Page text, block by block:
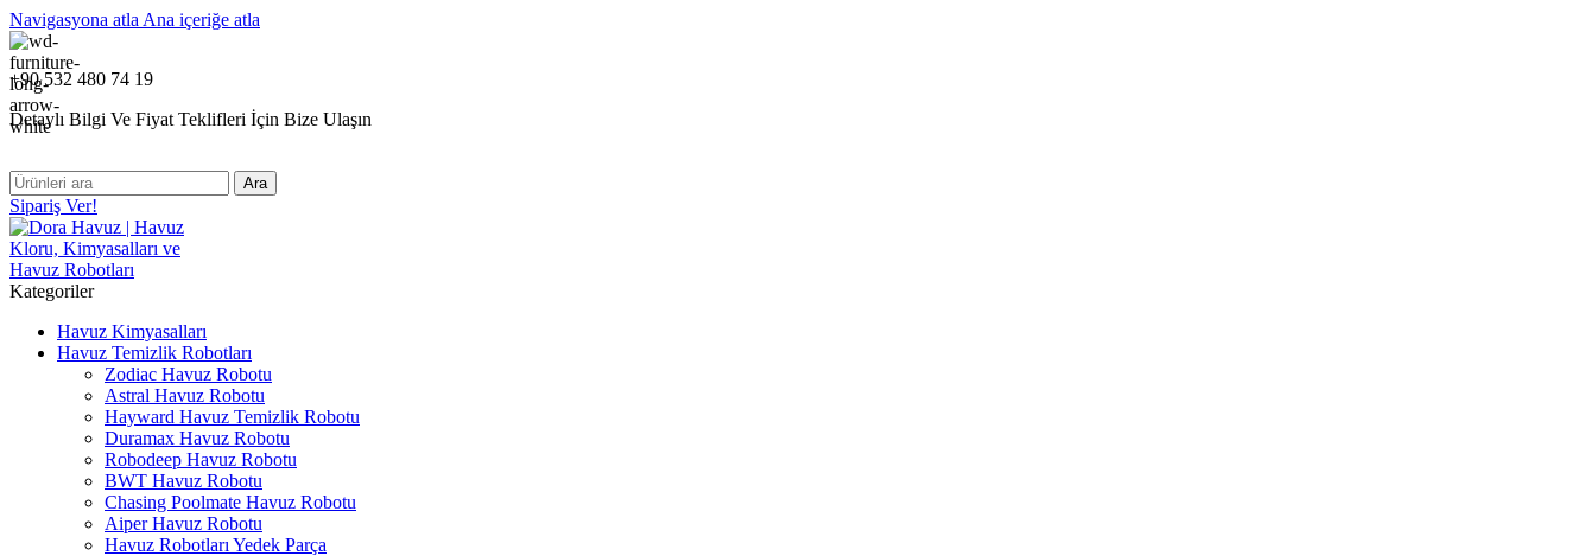
Navigasyona atla Ana içeriğe atla
+90 532 480 74 19
Detaylı Bilgi Ve Fiyat Teklifleri İçin Bize Ulaşın
Ara
Sipariş Ver!
Kategoriler
Havuz Kimyasalları
Havuz Temizlik Robotları
Zodiac Havuz Robotu
Astral Havuz Robotu
Hayward Havuz Temizlik Robotu
Duramax Havuz Robotu
Robodeep Havuz Robotu
BWT Havuz Robotu
Chasing Poolmate Havuz Robotu
Aiper Havuz Robotu
Havuz Robotları Yedek Parça